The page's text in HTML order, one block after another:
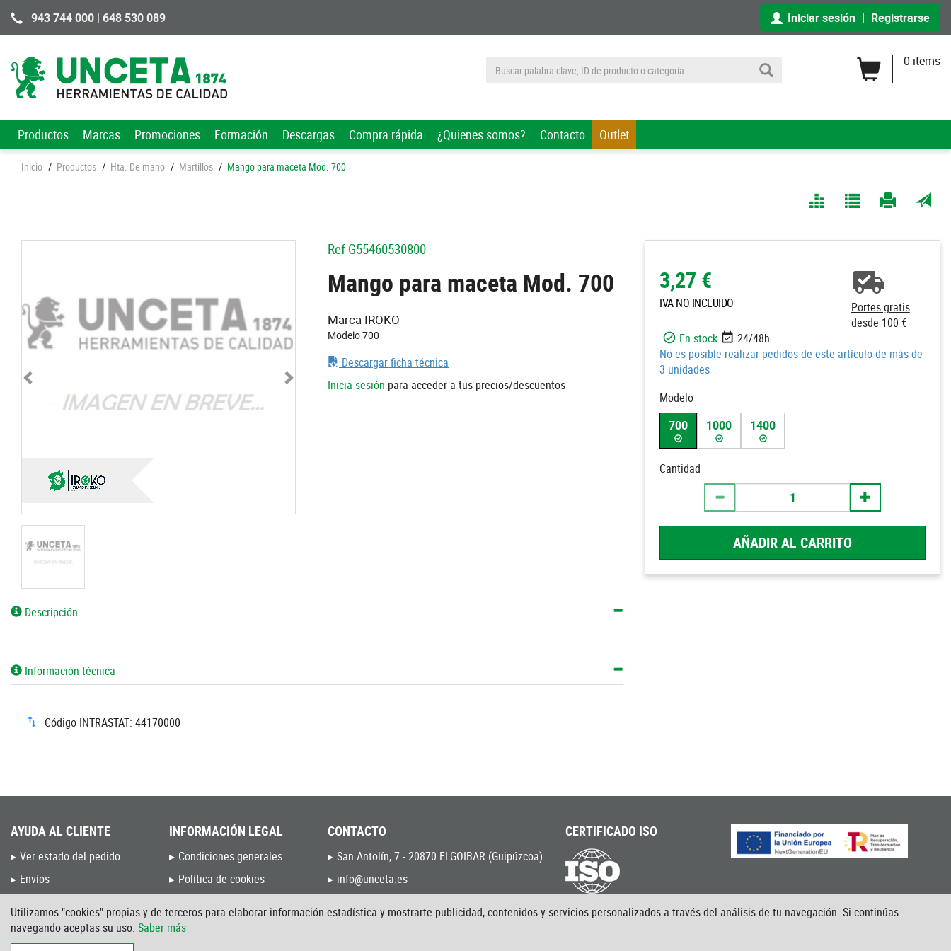
Utilizamos "cookies" propias y de terceros para elaborar información estadística y mostrarte publicidad, contenidos y servicios personalizados a través del análisis de tu navegación. Si continúas
navegando aceptas su uso. Saber más
943 744 000 | 648 530 089 Iniciar sesión | Registrarse
0 items
Productos Marcas Promociones Formación Descargas Compra rápida ¿Quienes somos? Contacto Outlet
Inicio / Productos / Hta. De mano / Martillos / Mango para maceta Mod. 700
RefG55460530800
Mango para maceta Mod. 700 3,27 €
IVA NO INCLUIDO
Portes gratis
desde 100 €
En stock
24/48h
No es posible realizar pedidos de este artículo de más de
3 unidades
Modelo
700
1000 1400
Cantidad
AÑADIR AL CARRITO
Marca IROKO
Modelo 700
Descargar ficha técnica
Inicia sesión para acceder a tus precios/descuentos
Descripción
Información técnica
Código INTRASTAT: 44170000
AYUDA AL CLIENTE
Ver estado del pedido
Envíos
Preguntas frecuentes
Blog de Unceta
INFORMACIÓN LEGAL
Condiciones generales
Política de cookies
Aviso Legal
CONTACTO
San Antolín, 7 - 20870 ELGOIBAR (Guipúzcoa)
info@unceta.es
CERTIFICADO ISO
9001:2015